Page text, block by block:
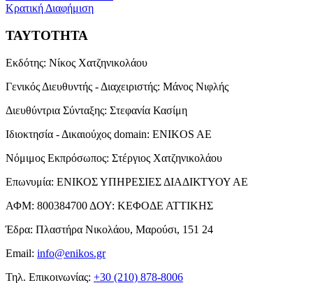
Κρατική Διαφήμιση
ΤΑΥΤΟΤΗΤΑ
Εκδότης: Νίκος Χατζηνικολάου
Γενικός Διευθυντής - Διαχειριστής: Μάνος Νιφλής
Διευθύντρια Σύνταξης: Στεφανία Κασίμη
Ιδιοκτησία - Δικαιούχος domain: ENIKOS AE
Νόμιμος Εκπρόσωπος: Στέργιος Χατζηνικολάου
Επωνυμία: ΕΝΙΚΟΣ ΥΠΗΡΕΣΙΕΣ ΔΙΑΔΙΚΤΥΟΥ ΑΕ
ΑΦΜ: 800384700 ΔΟΥ: ΚΕΦΟΔΕ ΑΤΤΙΚΗΣ
Έδρα: Πλαστήρα Νικολάου, Μαρούσι, 151 24
Email: info@enikos.gr
Τηλ. Επικοινωνίας: +30 (210) 878-8006